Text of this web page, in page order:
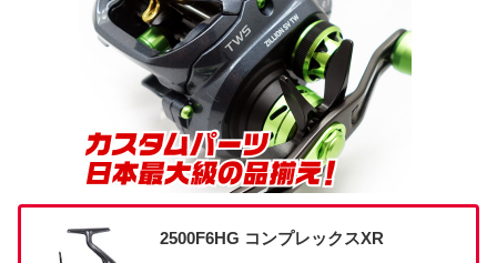
2500F6HG コンプレックスXR